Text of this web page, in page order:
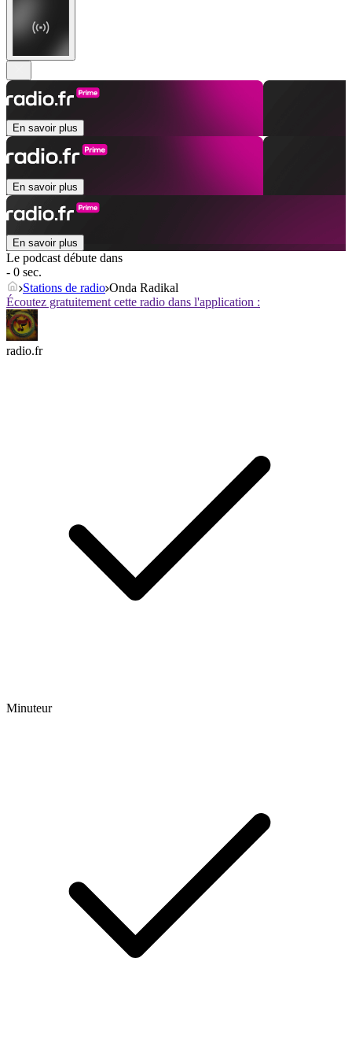
En savoir plus
En savoir plus
En savoir plus
Le podcast débute dans
- 0 sec.
Stations de radio Onda Radikal
Écoutez gratuitement cette radio dans l'application :
radio.fr
Minuteur